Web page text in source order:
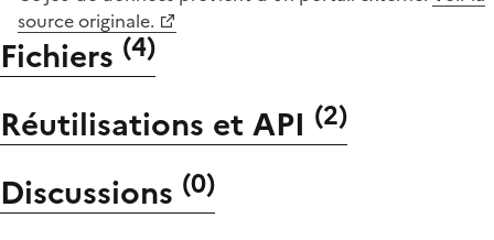
source originale.
Fichiers (4)
Réutilisations et API (2)
Discussions (0)